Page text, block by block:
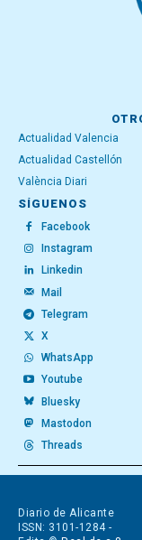
Actualidad Valencia
Actualidad Castellón
València Diari
SÍGUENOS
Facebook
Instagram
Linkedin
Mail
Telegram
X
WhatsApp
Youtube
Bluesky
Mastodon
Threads
Diario de Alicante
ISSN: 3101-1284 -